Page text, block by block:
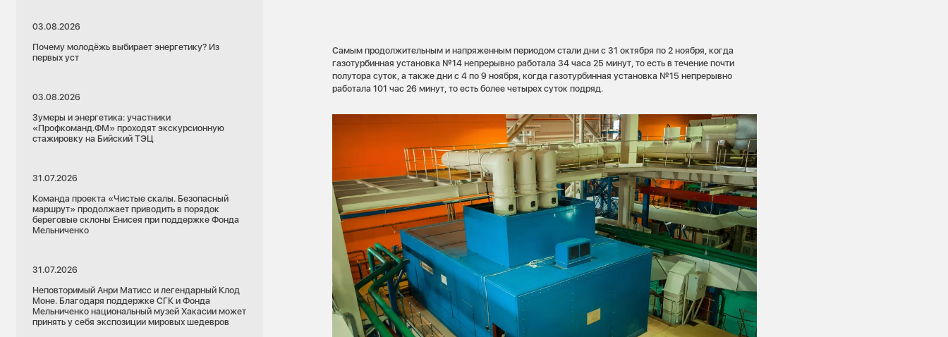
03.08.2026
Почему молодёжь выбирает энергетику? Из
первых уст
03.08.2026
Зумеры и энергетика: участники
«Профкоманд.ФМ» проходят экскурсионную
стажировку на Бийский ТЭЦ
31.07.2026
Команда проекта «Чистые скалы. Безопасный
маршрут» продолжает приводить в порядок
береговые склоны Енисея при поддержке Фонда
Мельниченко
31.07.2026
Неповторимый Анри Матисс и легендарный Клод
Моне. Благодаря поддержке СГК и Фонда
Мельниченко национальный музей Хакасии может
принять у себя экспозиции мировых шедевров
Самым продолжительным и напряженным периодом стали дни с 31 октября по 2 ноября, когда
газотурбинная установка №14 непрерывно работала 34 часа 25 минут, то есть в течение почти
полутора суток, а также дни с 4 по 9 ноября, когда газотурбинная установка №15 непрерывно
работала 101 час 26 минут, то есть более четырех суток подряд.